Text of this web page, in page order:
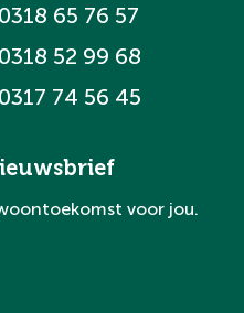
0318 65 76 57
0318 52 99 68
0317 74 56 45
voor jou.